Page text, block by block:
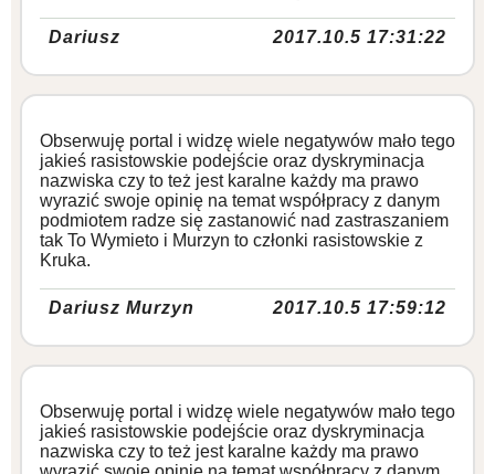
Dariusz 2017.10.5 17:31:22
Obserwuję portal i widzę wiele negatywów mało tego
jakieś rasistowskie podejście oraz dyskryminacja
nazwiska czy to też jest karalne każdy ma prawo
wyrazić swoje opinię na temat współpracy z danym
podmiotem radze się zastanowić nad zastraszaniem
tak To Wymieto i Murzyn to członki rasistowskie z
Kruka.
Dariusz Murzyn 2017.10.5 17:59:12
Obserwuję portal i widzę wiele negatywów mało tego
jakieś rasistowskie podejście oraz dyskryminacja
nazwiska czy to też jest karalne każdy ma prawo